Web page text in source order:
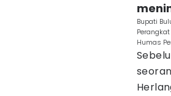
Bupati
Humas